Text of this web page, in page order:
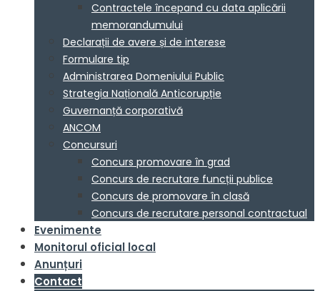
Contractele începand cu data aplicării
memorandumului
Declarații de avere și de interese
Formulare tip
Administrarea Domeniului Public
Strategia Națională Anticorupție
Guvernanță corporativă
ANCOM
Concursuri
Concurs promovare în grad
Concurs de recrutare funcții publice
Concurs de promovare în clasă
Concurs de recrutare personal contractual
Evenimente
Monitorul oficial local
Anunțuri
Contact